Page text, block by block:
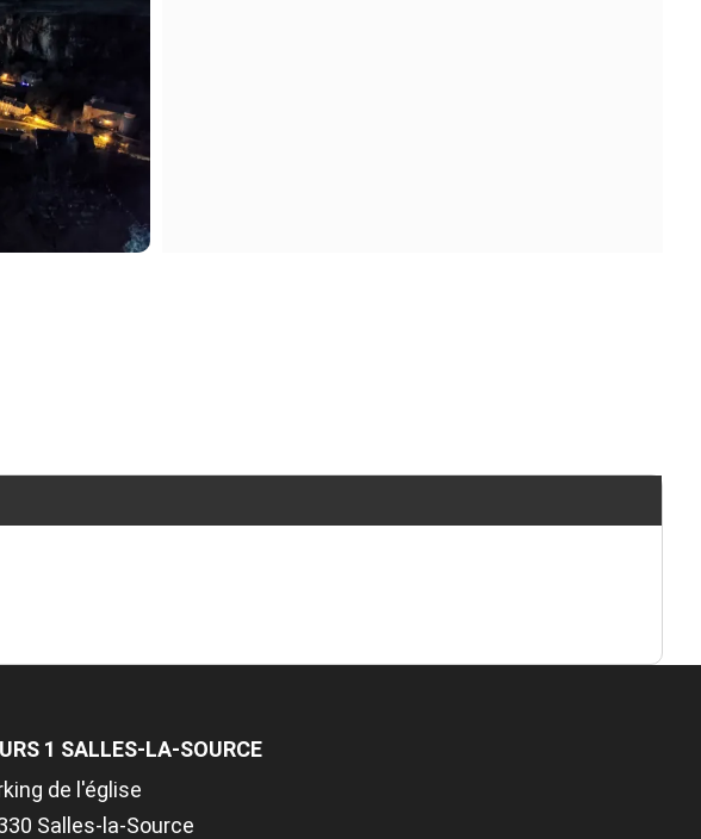
1 SALLES-LA-SOURCE
de l'église
Salles-la-Source